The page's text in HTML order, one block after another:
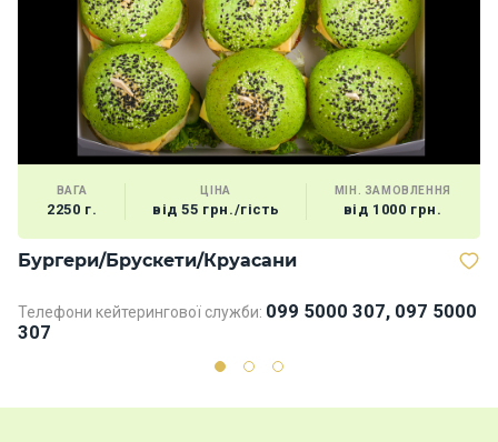
ВАГА
2250 г.
ЦІНА
від 55 грн./гість
МІН. ЗАМОВЛЕННЯ
від 1000 грн.
Бургери/Брускети/Круасани
Телефони кейтерингової служби: 099 5000 307, 097 5000
307